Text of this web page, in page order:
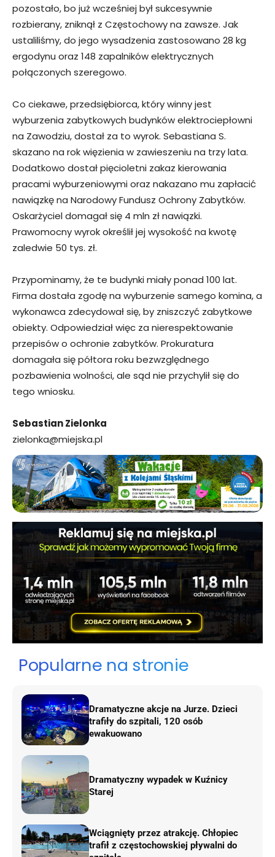
pozostało, bo już wcześniej był sukcesywnie
rozbierany, zniknął z Częstochowy na zawsze. Jak
ustaliliśmy, do jego wysadzenia zastosowano 28 kg
ergodynu oraz 148 zapalników elektrycznych
połączonych szeregowo.
Co ciekawe, przedsiębiorca, który winny jest
wyburzenia zabytkowych budynków elektrociepłowni
na Zawodziu, dostał za to wyrok. Sebastiana S.
skazano na rok więzienia w zawieszeniu na trzy lata.
Dodatkowo dostał pięcioletni zakaz kierowania
pracami wyburzeniowymi oraz nakazano mu zapłacić
nawiązkę na Narodowy Fundusz Ochrony Zabytków.
Oskarżyciel domagał się 4 mln zł nawiązki.
Prawomocny wyrok określił jej wysokość na kwotę
zaledwie 50 tys. zł.
Przypominamy, że te budynki miały ponad 100 lat.
Firma dostała zgodę na wyburzenie samego komina, a
wykonawca zdecydował się, by zniszczyć zabytkowe
obiekty. Odpowiedział więc za nierespektowanie
przepisów o ochronie zabytków. Prokuratura
domagała się półtora roku bezwzględnego
pozbawienia wolności, ale sąd nie przychylił się do
tego wniosku.
Sebastian Zielonka
zielonka@miejska.pl
Popularne na stronie
Dramatyczne akcje na Jurze. Dzieci
trafiły do szpitali, 120 osób
ewakuowano
Dramatyczny wypadek w Kuźnicy
Starej
Wciągnięty przez atrakcję. Chłopiec
trafił z częstochowskiej pływalni do